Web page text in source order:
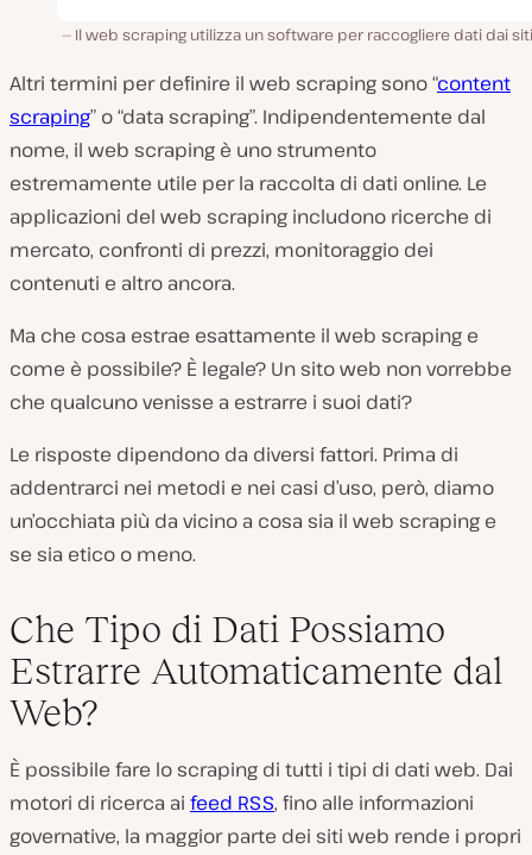
Il web scraping utilizza un software per raccogliere dati dai
Altri termini per definire il web scraping sono “content
scraping” o “data scraping”. Indipendentemente dal
nome, il web scraping è uno strumento
estremamente utile per la raccolta di dati online. Le
applicazioni del web scraping includono ricerche di
mercato, confronti di prezzi, monitoraggio dei
contenuti e altro ancora.
Ma che cosa estrae esattamente il web scraping e
come è possibile? È legale? Un sito web non vorrebbe
che qualcuno venisse a estrarre i suoi dati?
Le risposte dipendono da diversi fattori. Prima di
addentrarci nei metodi e nei casi d’uso, però, diamo
un’occhiata più da vicino a cosa sia il web scraping e
se sia etico o meno.
Che Tipo di Dati Possiamo
Estrarre Automaticamente dal
Web?
È possibile fare lo scraping di tutti i tipi di dati web. Dai
motori di ricerca ai feed RSS, fino alle informazioni
governative, la maggior parte dei siti web rende i propri